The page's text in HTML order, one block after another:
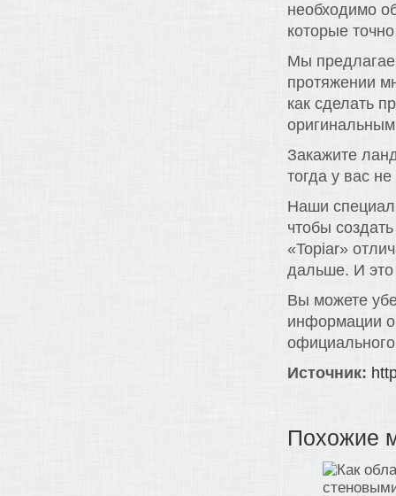
необходимо
которые
Мы
протяжении
как сделать
Закажите
тогда у вас
Наши
чтобы
«Topiar»
дальше. И это
Вы можете
информации о
Источник:
Похожие